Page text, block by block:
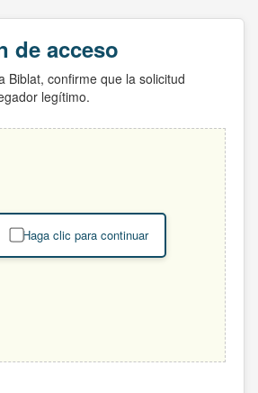
de acceso
Biblat, confirme que la solicitud
legítimo.
Haga clic para continuar